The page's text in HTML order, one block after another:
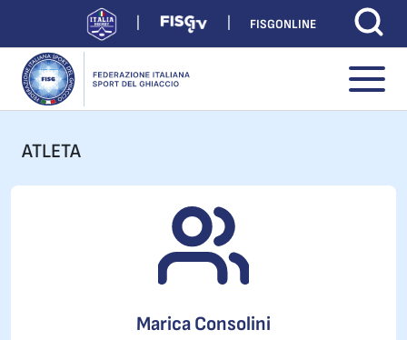
FISGONLINE
ATLETA
Marica Consolini